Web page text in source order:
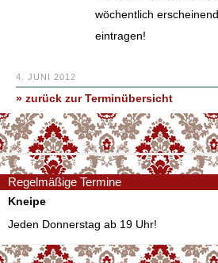
wöchentlich
eintragen!
4. JUNI 2012
» zurück zur Terminübersicht
Regelmäßige Termine
Kneipe
Jeden Donnerstag ab 19 Uhr!